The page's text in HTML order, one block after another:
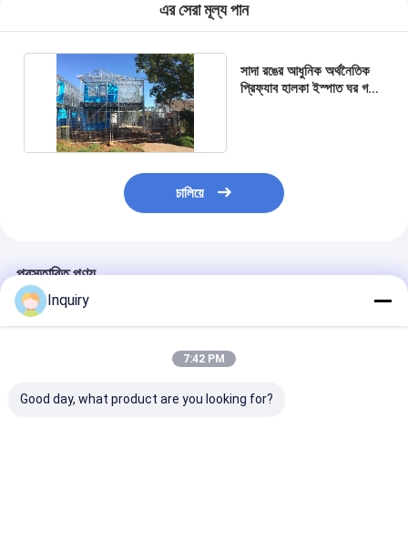
এর সেরা মূল্য পান
সাদা রঙের আধুনিক অর্থনৈতিক
প্রিফ্যাব হালকা ইস্পাত ঘর গভীর
চালিয়ে
প্রস্তাবিত পণ্য
Inquiry
7:42 PM
Good day, what product are you looking for?